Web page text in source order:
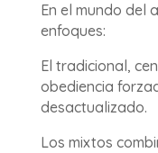
En el mundo del
enfoques:
El tradicional,
obediencia
desactualizado.
Los mixtos